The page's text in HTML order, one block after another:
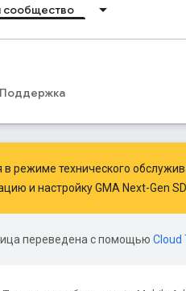
Поддержка
в режиме технического
и настройку GMA Next-Gen
переведена с помощью Cloud